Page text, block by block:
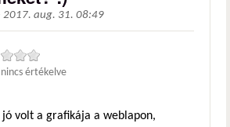
2017. aug. 31. 08:49
értékelve
volt a grafikája a weblapon,